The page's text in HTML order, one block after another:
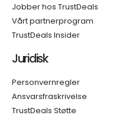
Jobber hos TrustDeals
Vårt partnerprogram
TrustDeals Insider
Juridisk
Personvernregler
Ansvarsfraskrivelse
TrustDeals Støtte